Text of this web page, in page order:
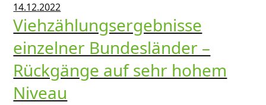
14.12.2022
Viehzählungsergebnisse
einzelner Bundesländer –
Rückgänge auf sehr hohem
Niveau